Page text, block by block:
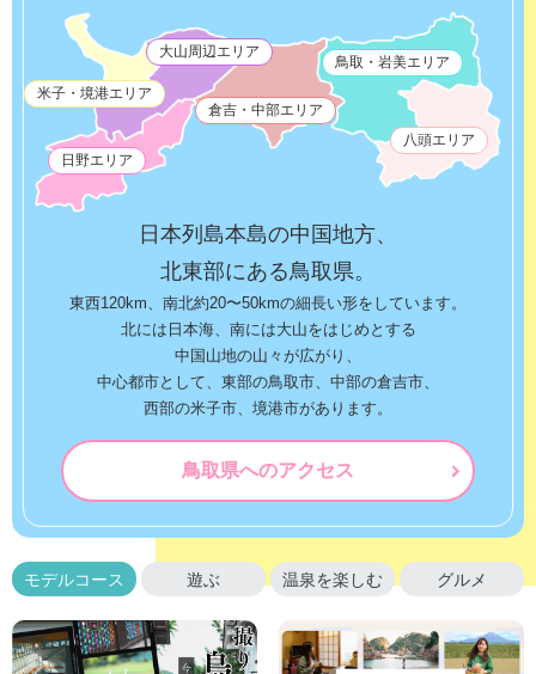
鳥取・岩美エリア
八頭エリア
倉吉・中部エリア
大山周辺エリア
米子・境港エリア
日野エリア
日本列島本島の中国地方、
北東部にある鳥取県。
東西120km、南北約20〜50kmの細長い形をしています。
北には日本海、南には大山をはじめとする
中国山地の山々が広がり、
中心都市として、東部の鳥取市、中部の倉吉市、
西部の米子市、境港市があります。
鳥取県へのアクセス
モデルコース 遊ぶ 温泉を楽しむ グルメ